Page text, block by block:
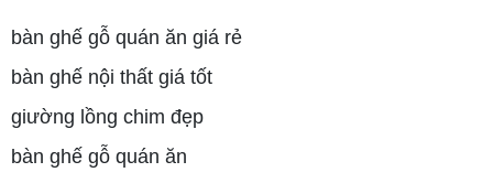
bàn ghế gỗ quán ăn giá rẻ
bàn ghế nội thất giá tốt
giường lồng chim đẹp
bàn ghế gỗ quán ăn